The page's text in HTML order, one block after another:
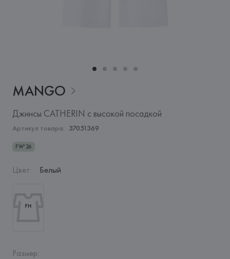
MANGO
Джинсы CATHERIN с высокой посадкой
Артикул товара: 37051369
FW'26
Цвет: Белый
Размер: